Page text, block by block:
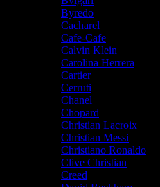
Byredo
Cacharel
Cafe-Cafe
Calvin Klein
Carolina Herrera
Cartier
Cerruti
Chanel
Chopard
Christian Lacroix
Christian Messi
Christiano Ronaldo
Clive Christian
Creed